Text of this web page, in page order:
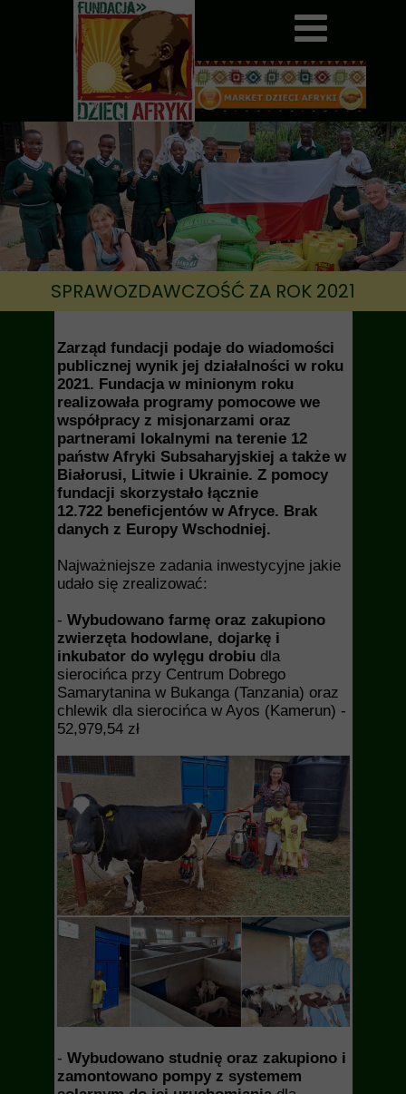
SPRAWOZDAWCZOŚĆ ZA ROK 2021
Zarząd fundacji podaje do wiadomości
publicznej wynik jej działalności w roku
2021. Fundacja w minionym roku
realizowała programy pomocowe we
współpracy z misjonarzami oraz
partnerami lokalnymi na terenie 12
państw Afryki Subsaharyjskiej a także w
Białorusi, Litwie i Ukrainie. Z pomocy
fundacji skorzystało łącznie
12.722 beneficjentów w Afryce. Brak
danych z Europy Wschodniej.
Najważniejsze zadania inwestycyjne jakie
udało się zrealizować:
- Wybudowano farmę oraz zakupiono
zwierzęta hodowlane, dojarkę i
inkubator do wylęgu drobiu dla
sierocińca przy Centrum Dobrego
Samarytanina w Bukanga (Tanzania) oraz
chlewik dla sierocińca w Ayos (Kamerun) -
52,979,54 zł
- Wybudowano studnię oraz zakupiono i
zamontowano pompy z systemem